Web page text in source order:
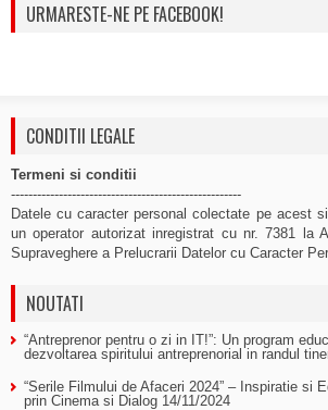
URMARESTE-NE PE FACEBOOK!
CONDITII LEGALE
Termeni si conditii
-----------------------------------------------------
Datele cu caracter personal colectate pe acest
un operator autorizat inregistrat cu nr. 7381 la
Supraveghere a Prelucrarii Datelor cu Caracter
NOUTATI
“Antreprenor pentru o zi in IT!”: Un program
dezvoltarea spiritului antreprenorial in randul
“Serile Filmului de Afaceri 2024” – Inspiratie si
prin Cinema si Dialog 14/11/2024